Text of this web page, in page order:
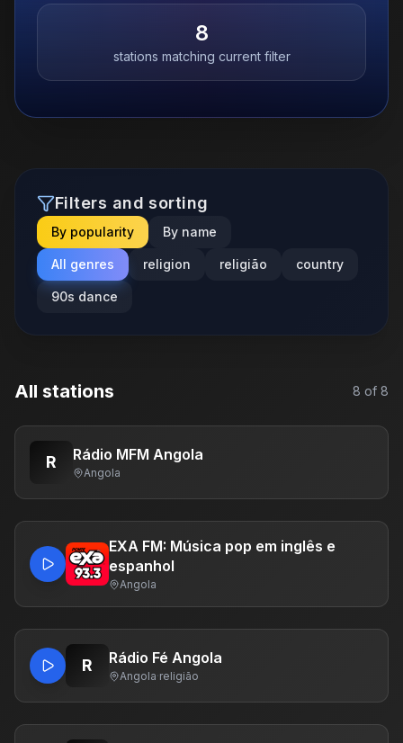
8
stations matching current filter
Filters and sorting
By popularity By name
All genres religion religião country
90s dance
All stations 8 of 8
R Rádio MFM Angola
Angola
EXA FM: Música pop em inglês e
espanhol
Angola
R Rádio Fé Angola
Angola·religião